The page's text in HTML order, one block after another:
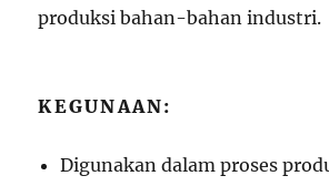
produksi bahan-bahan industri.
KEGUNAAN:
Digunakan dalam proses